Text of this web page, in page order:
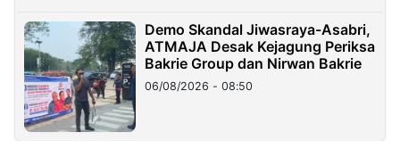
Demo Skandal Jiwasraya-Asabri,
ATMAJA Desak Kejagung Periksa
Bakrie Group dan Nirwan Bakrie
06/08/2026 - 08:50